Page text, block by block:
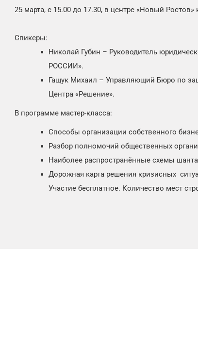
25 марта, с 15.00 до 17.30, в центре «Новый Ростов»
Спикеры:
Николай Губин – Руководитель
РОССИИ».
Гащук Михаил – Управляющий Бюро по
Центра «Решение».
В программе мастер-класса:
Способы организации собственного
Разбор полномочий общественных
Наиболее распространённые схемы
Дорожная карта решения кризисных
Участие бесплатное. Количество мест